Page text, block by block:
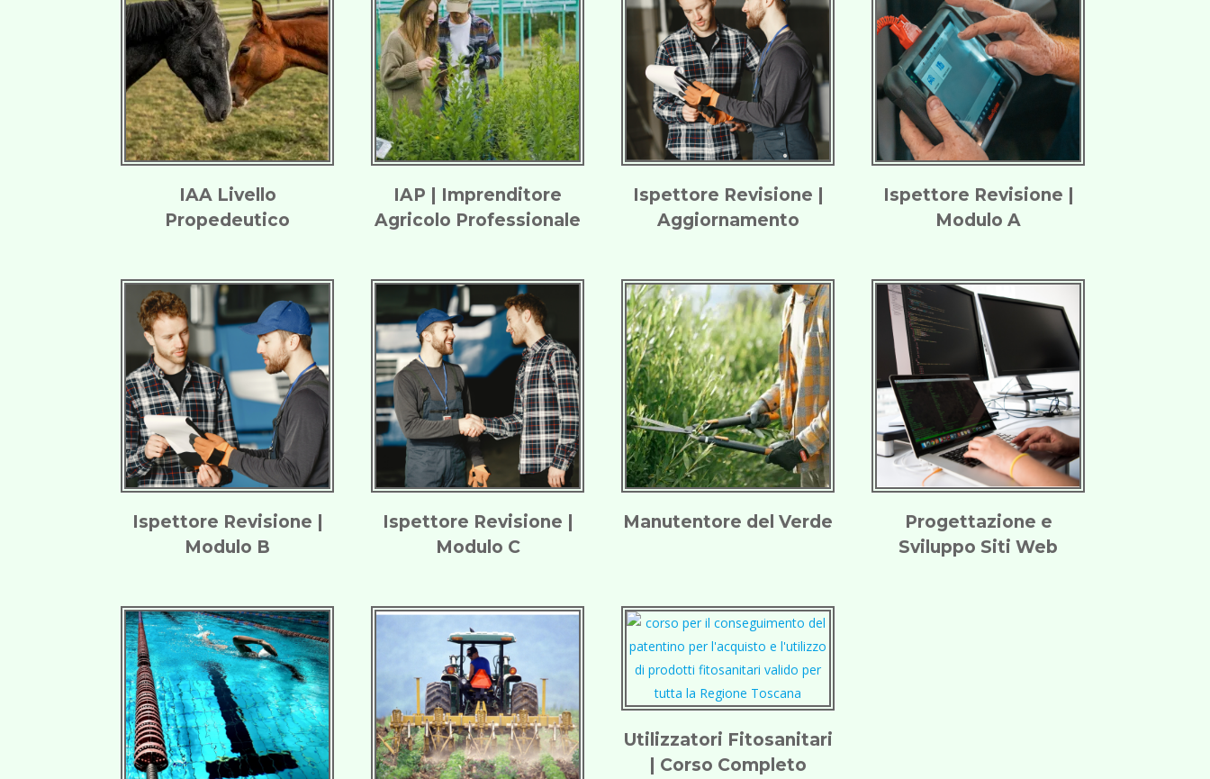
IAA Livello
Propedeutico
IAP | Imprenditore
Agricolo Professionale
Ispettore Revisione |
Aggiornamento
Ispettore Revisione |
Modulo A
Ispettore Revisione |
Modulo B
Ispettore Revisione |
Modulo C
Manutentore del Verde
Progettazione e
Sviluppo Siti Web
Utilizzatori Fitosanitari
| Corso Completo